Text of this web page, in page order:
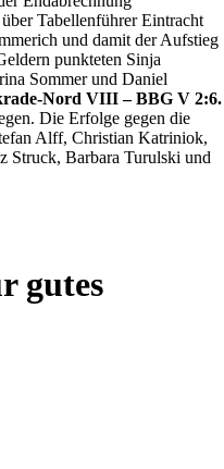
Tabellenführer Eintracht
und damit der Aufstieg
punkteten Sinja
Sommer und Daniel
Nord VIII – BBG V 2:6.
Die Erfolge gegen die
Alff, Christian Katriniok,
Struck, Barbara Turulski und
gutes